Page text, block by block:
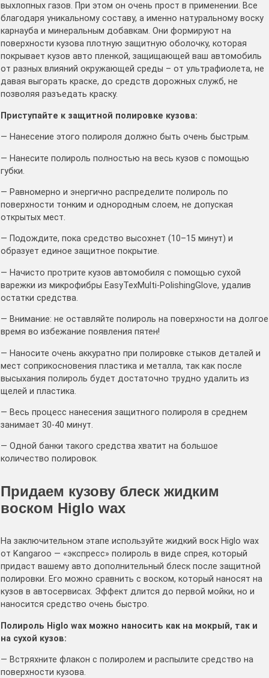
выхлопных газов. При этом он очень прост в применении. Все
благодаря уникальному составу, а именно натуральному воску
карнауба и минеральным добавкам. Они формируют на
поверхности кузова плотную защитную оболочку, которая
покрывает кузов авто пленкой, защищающей ваш автомобиль
от разных влияний окружающей среды – от ультрафиолета, не
давая выгорать краске, до средств дорожных служб, не
позволяя разъедать краску.
Приступайте к защитной полировке кузова:
— Нанесение этого полироля должно быть очень быстрым.
— Нанесите полироль полностью на весь кузов с помощью
губки.
— Равномерно и энергично распределите полироль по
поверхности тонким и однородным слоем, не допуская
открытых мест.
— Подождите, пока средство высохнет (10–15 минут) и
образует единое защитное покрытие.
— Начисто протрите кузов автомобиля с помощью сухой
варежки из микрофибры EasyTexMulti-PolishingGlove, удалив
остатки средства.
— Внимание: не оставляйте полироль на поверхности на долгое
время во избежание появления пятен!
— Наносите очень аккуратно при полировке стыков деталей и
мест соприкосновения пластика и металла, так как после
высыхания полироль будет достаточно трудно удалить из
щелей и пластика.
— Весь процесс нанесения защитного полироля в среднем
занимает 30-40 минут.
— Одной банки такого средства хватит на большое
количество полировок.
Придаем кузову блеск жидким
воском Higlo wax
На заключительном этапе используйте жидкий воск Higlo wax
от Kangaroo — «экспресс» полироль в виде спрея, который
придаст вашему авто дополнительный блеск после защитной
полировки. Его можно сравнить с воском, который наносят на
кузов в автосервисах. Эффект длится до первой мойки, но и
наносится средство очень быстро.
Полироль Higlo wax можно наносить как на мокрый, так и
на сухой кузов:
— Встряхните флакон с полиролем и распылите средство на
поверхности кузова.